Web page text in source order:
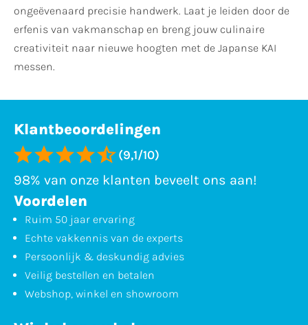
ongeëvenaard precisie handwerk. Laat je leiden door de
erfenis van vakmanschap en breng jouw culinaire
creativiteit naar nieuwe hoogten met de Japanse KAI
messen.
Klantbeoordelingen
(9,1/10)
98% van onze klanten beveelt ons aan!
Voordelen
Ruim 50 jaar ervaring
Echte vakkennis van de experts
Persoonlijk & deskundig advies
Veilig bestellen en betalen
Webshop, winkel en showroom